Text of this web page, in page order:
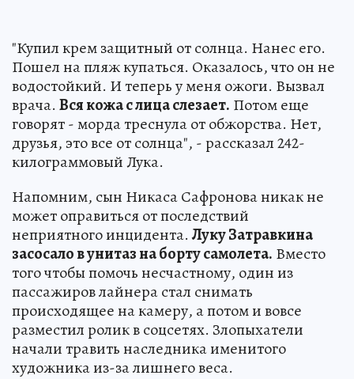
"Купил крем защитный от солнца. Нанес его.
Пошел на пляж купаться. Оказалось, что он не
водостойкий. И теперь у меня ожоги. Вызвал
врача. Вся кожа с лица слезает. Потом еще
говорят - морда треснула от обжорства. Нет,
друзья, это все от солнца", - рассказал 242-
килограммовый Лука.
Напомним, сын Никаса Сафронова никак не
может оправиться от последствий
неприятного инцидента.Луку Затравкина
засосало в унитаз на борту самолета. Вместо
того чтобы помочь несчастному, один из
пассажиров лайнера стал снимать
происходящее на камеру, а потом и вовсе
разместил ролик в соцсетях. Злопыхатели
начали травить наследника именитого
художника из-за лишнего веса.